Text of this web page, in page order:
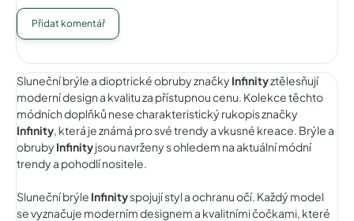
Přidat komentář
Sluneční brýle a dioptrické obruby značkyInfinityztělesňují
moderní design a kvalitu za přístupnou cenu. Kolekce těchto
módních doplňků nese charakteristický rukopis značky
Infinity, která je známá pro své trendy a vkusné kreace. Brýle a
obrubyInfinityjsou navrženy s ohledem na aktuální módní
trendy a pohodlí nositele.
Sluneční brýle Infinityspojují styl a ochranu očí. Každý model
se vyznačuje moderním designem a kvalitními čočkami, které